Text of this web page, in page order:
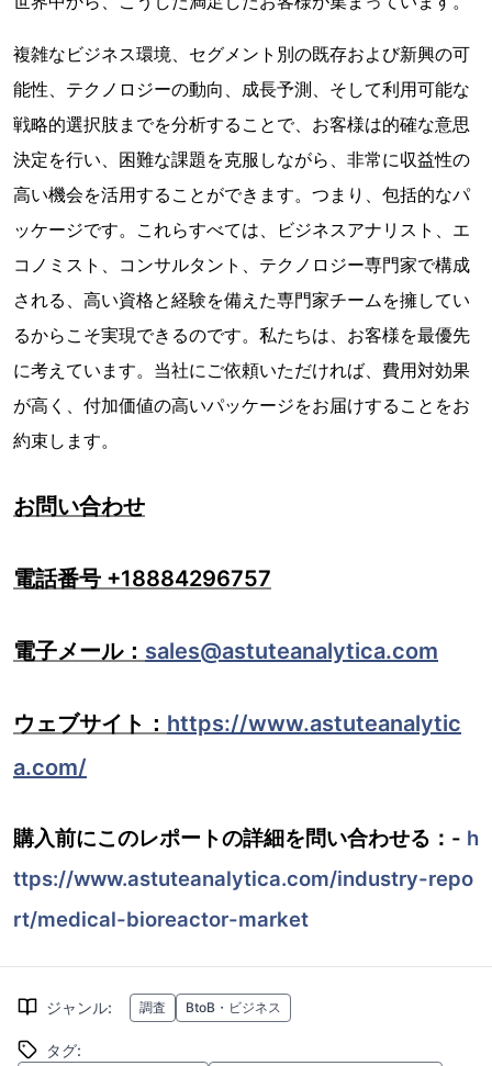
複雑なビジネス環境、セグメント別の既存および新興の可
能性、テクノロジーの動向、成長予測、そして利用可能な
戦略的選択肢までを分析することで、お客様は的確な意思
決定を行い、困難な課題を克服しながら、非常に収益性の
高い機会を活用することができます。つまり、包括的なパ
ッケージです。これらすべては、ビジネスアナリスト、エ
コノミスト、コンサルタント、テクノロジー専門家で構成
される、高い資格と経験を備えた専門家チームを擁してい
るからこそ実現できるのです。私たちは、お客様を最優先
に考えています。当社にご依頼いただければ、費用対効果
が高く、付加価値の高いパッケージをお届けすることをお
約束します。
お問い合わせ
電話番号 +18884296757
電子メール： sales@astuteanalytica.com
ウェブサイト： https://www.astuteanalytic
a.com/
購入前にこのレポートの詳細を問い合わせる：- h
ttps://www.astuteanalytica.com/industry-repo
rt/medical-bioreactor-market
ジャンル: 調査 BtoB・ビジネス
タグ: